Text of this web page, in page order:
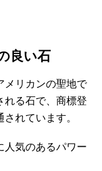
良い石
メリカンの聖地で
れる石で、商標登
れています。
人気のあるパワー